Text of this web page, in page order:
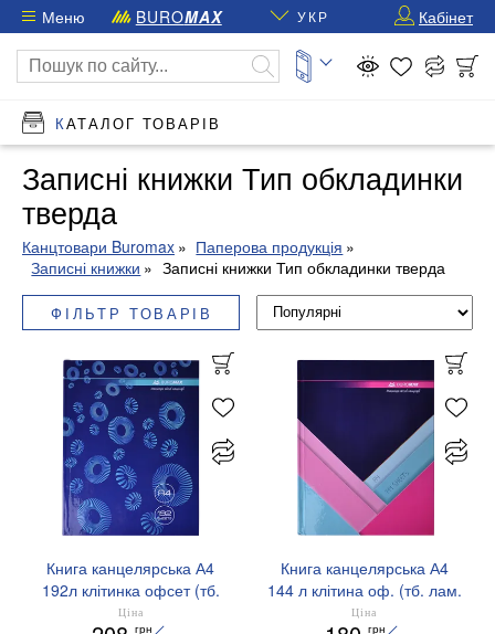
Меню BUROMAX УКР Кабінет
КАТАЛОГ ТОВАРІВ
Записні книжки Тип обкладинки
тверда
Канцтовари Buromax
Паперова продукція
Записні книжки
Записні книжки Тип обкладинки тверда
ФІЛЬТР ТОВАРІВ
Книга канцелярська А4
192л клітинка офсет (тб.
лам. обл) Buromax
Ціна
грн
Книга канцелярська А4
144 л клітина оф. (тб. лам.
обл) Buromax
Ціна
грн